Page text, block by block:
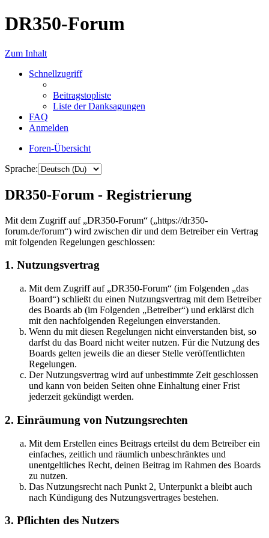
DR350-Forum
Zum Inhalt
Schnellzugriff
Beitragstopliste
Liste der Danksagungen
FAQ
Anmelden
Foren-Übersicht
Sprache:
DR350-Forum - Registrierung
Mit dem Zugriff auf „DR350-Forum“ („https://dr350-
forum.de/forum“) wird zwischen dir und dem Betreiber ein Vertrag
mit folgenden Regelungen geschlossen:
1. Nutzungsvertrag
Mit dem Zugriff auf „DR350-Forum“ (im Folgenden „das
Board“) schließt du einen Nutzungsvertrag mit dem Betreiber
des Boards ab (im Folgenden „Betreiber“) und erklärst dich
mit den nachfolgenden Regelungen einverstanden.
Wenn du mit diesen Regelungen nicht einverstanden bist, so
darfst du das Board nicht weiter nutzen. Für die Nutzung des
Boards gelten jeweils die an dieser Stelle veröffentlichten
Regelungen.
Der Nutzungsvertrag wird auf unbestimmte Zeit geschlossen
und kann von beiden Seiten ohne Einhaltung einer Frist
jederzeit gekündigt werden.
2. Einräumung von Nutzungsrechten
Mit dem Erstellen eines Beitrags erteilst du dem Betreiber ein
einfaches, zeitlich und räumlich unbeschränktes und
unentgeltliches Recht, deinen Beitrag im Rahmen des Boards
zu nutzen.
Das Nutzungsrecht nach Punkt 2, Unterpunkt a bleibt auch
nach Kündigung des Nutzungsvertrages bestehen.
3. Pflichten des Nutzers